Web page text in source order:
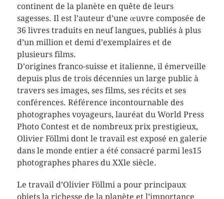
continent de la planète en quête de leurs
sagesses. Il est l’auteur d’une œuvre composée de
36 livres traduits en neuf langues, publiés à plus
d’un million et demi d’exemplaires et de
plusieurs films.
D’origines franco-suisse et italienne, il émerveille
depuis plus de trois décennies un large public à
travers ses images, ses films, ses récits et ses
conférences. Référence incontournable des
photographes voyageurs, lauréat du World Press
Photo Contest et de nombreux prix prestigieux,
Olivier Föllmi dont le travail est exposé en galerie
dans le monde entier a été consacré parmi les15
photographes phares du XXle siècle.
Le travail d’Olivier Föllmi a pour principaux
objets la richesse de la planète et l’importance